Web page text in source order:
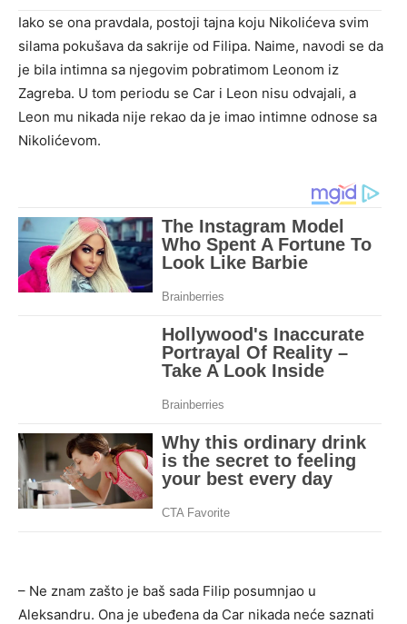
Iako se ona pravdala, postoji tajna koju Nikolićeva svim
silama pokušava da sakrije od Filipa. Naime, navodi se da
je bila intimna sa njegovim pobratimom Leonom iz
Zagreba. U tom periodu se Car i Leon nisu odvajali, a
Leon mu nikada nije rekao da je imao intimne odnose sa
Nikolićevom.
– Ne znam zašto je baš sada Filip posumnjao u
Aleksandru. Ona je ubeđena da Car nikada neće saznati